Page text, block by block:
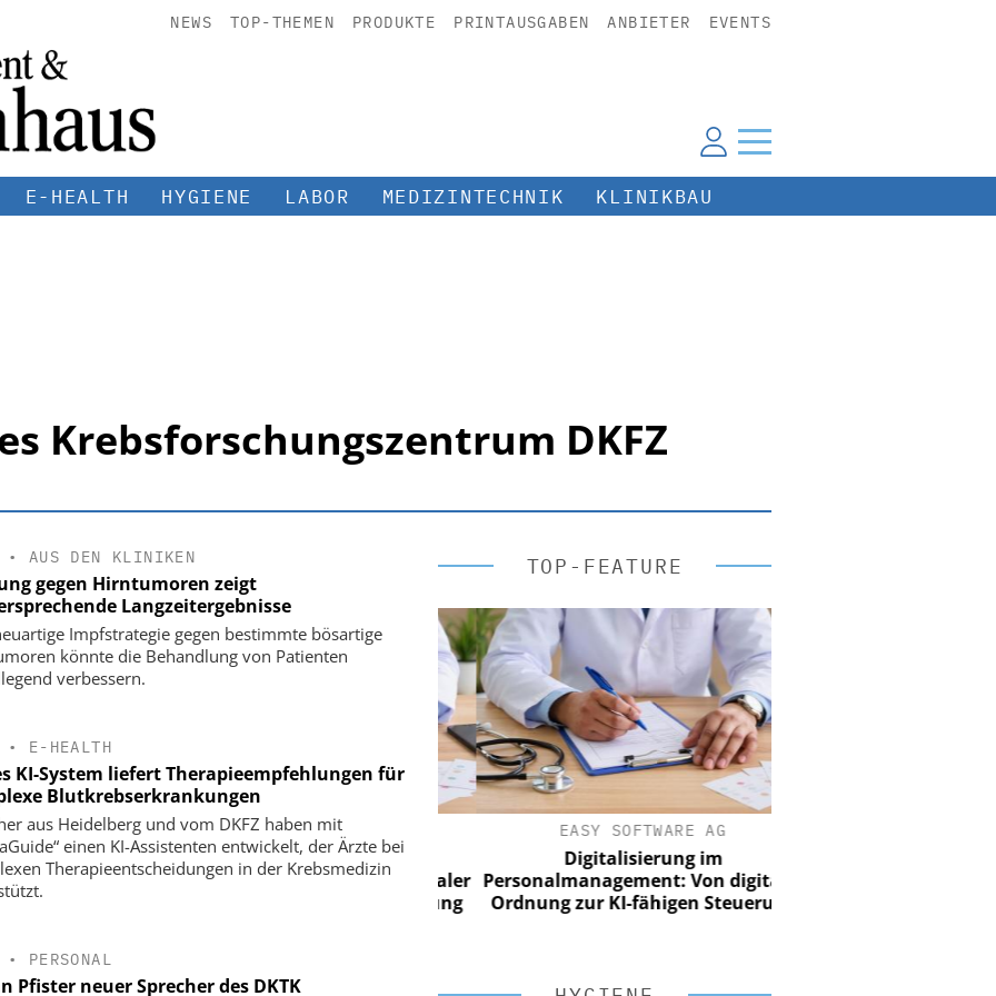
NEWS TOP-THEMEN PRODUKTE PRINTAUSGABEN ANBIETER EVENTS
E-HEALTH HYGIENE LABOR MEDIZINTECHNIK KLINIKBAU
Krebsforschungszentrum DKFZ
• AUS DEN KLINIKEN
gegen Hirntumoren zeigt
Langzeitergebnisse
Impfstrategie gegen bestimmte bösartige
könnte die Behandlung von Patienten
verbessern.
• E-HEALTH
KI-System liefert Therapieempfehlungen für
Blutkrebserkrankungen
aus Heidelberg und vom DKFZ haben mit
einen KI-Assistenten entwickelt, der Ärzte bei
Therapieentscheidungen in der Krebsmedizin
• PERSONAL
Pfister neuer Sprecher des DKTK
TOP-FEATURE
digitaler
EASY SOFTWARE AG
Digitalisierung im
Personalmanagement: Von digitaler
EASY SOFTWARE AG
Digitalisierung im
Personalmanagement: Von digitaler
Ordnung zur KI-fähigen Steuerung